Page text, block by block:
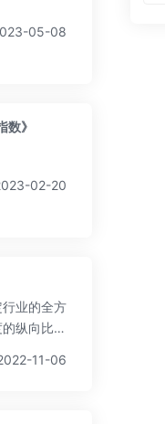
05-08
》
02-20
业的全方
纵向比
11-06